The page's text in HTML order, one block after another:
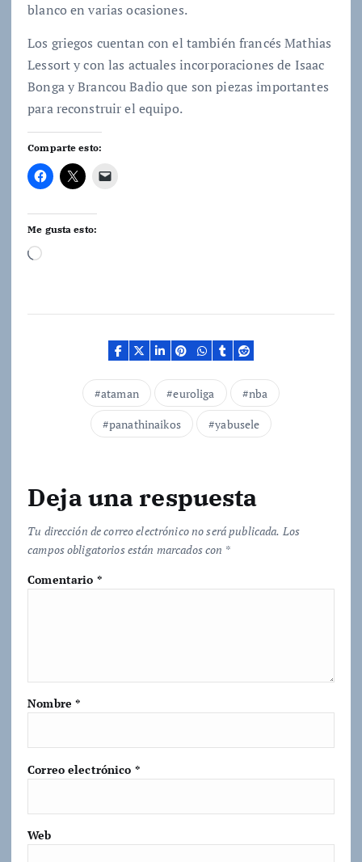
blanco en varias ocasiones.
Los griegos cuentan con el también francés Mathias
Lessort y con las actuales incorporaciones de Isaac
Bonga y Brancou Badio que son piezas importantes
para reconstruir el equipo.
Comparte esto:
Me gusta esto:
C
g
ataman euroliga
nba
panathinaikos
yabusele
Deja una respuesta
Tu dirección de correo electrónico no será publicada. Los
campos obligatorios están marcados con *
Comentario *
Nombre*
Correo electrónico *
Web